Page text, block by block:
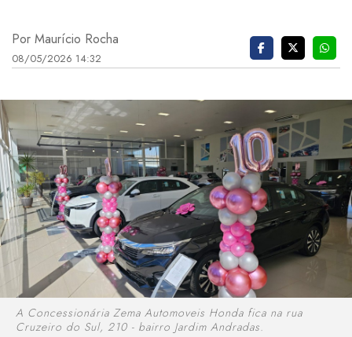
Por Maurício Rocha
08/05/2026 14:32
A Concessionária Zema Automoveis Honda fica na rua
Cruzeiro do Sul, 210 - bairro Jardim Andradas.